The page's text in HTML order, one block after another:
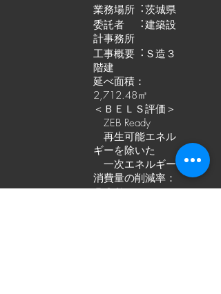
業務場所︓茨城県
委託者 ︓建築設
計事務所
工事概要︓Ｓ造３
階建
延べ面積：
2,712.48㎡
＜ＢＥＬＳ評価＞
ZEB Ready
再生可能エネル
ギーを除いた
一次エネルギー
消費量の削減率：
５３％